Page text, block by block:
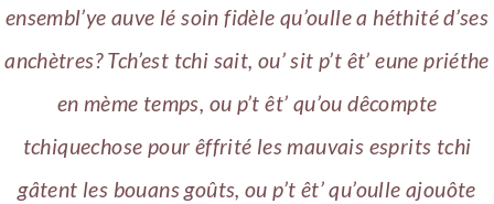
ensembl’ye auve lé soin fidèle qu’oulle a héthité d’ses
anchètres? Tch’est tchi sait, ou’ sit p’t êt’ eune priéthe
en mème temps, ou p’t êt’ qu’ou dêcompte
tchiquechose pour êffrité les mauvais esprits tchi
gâtent les bouans goûts, ou p’t êt’ qu’oulle ajouôte